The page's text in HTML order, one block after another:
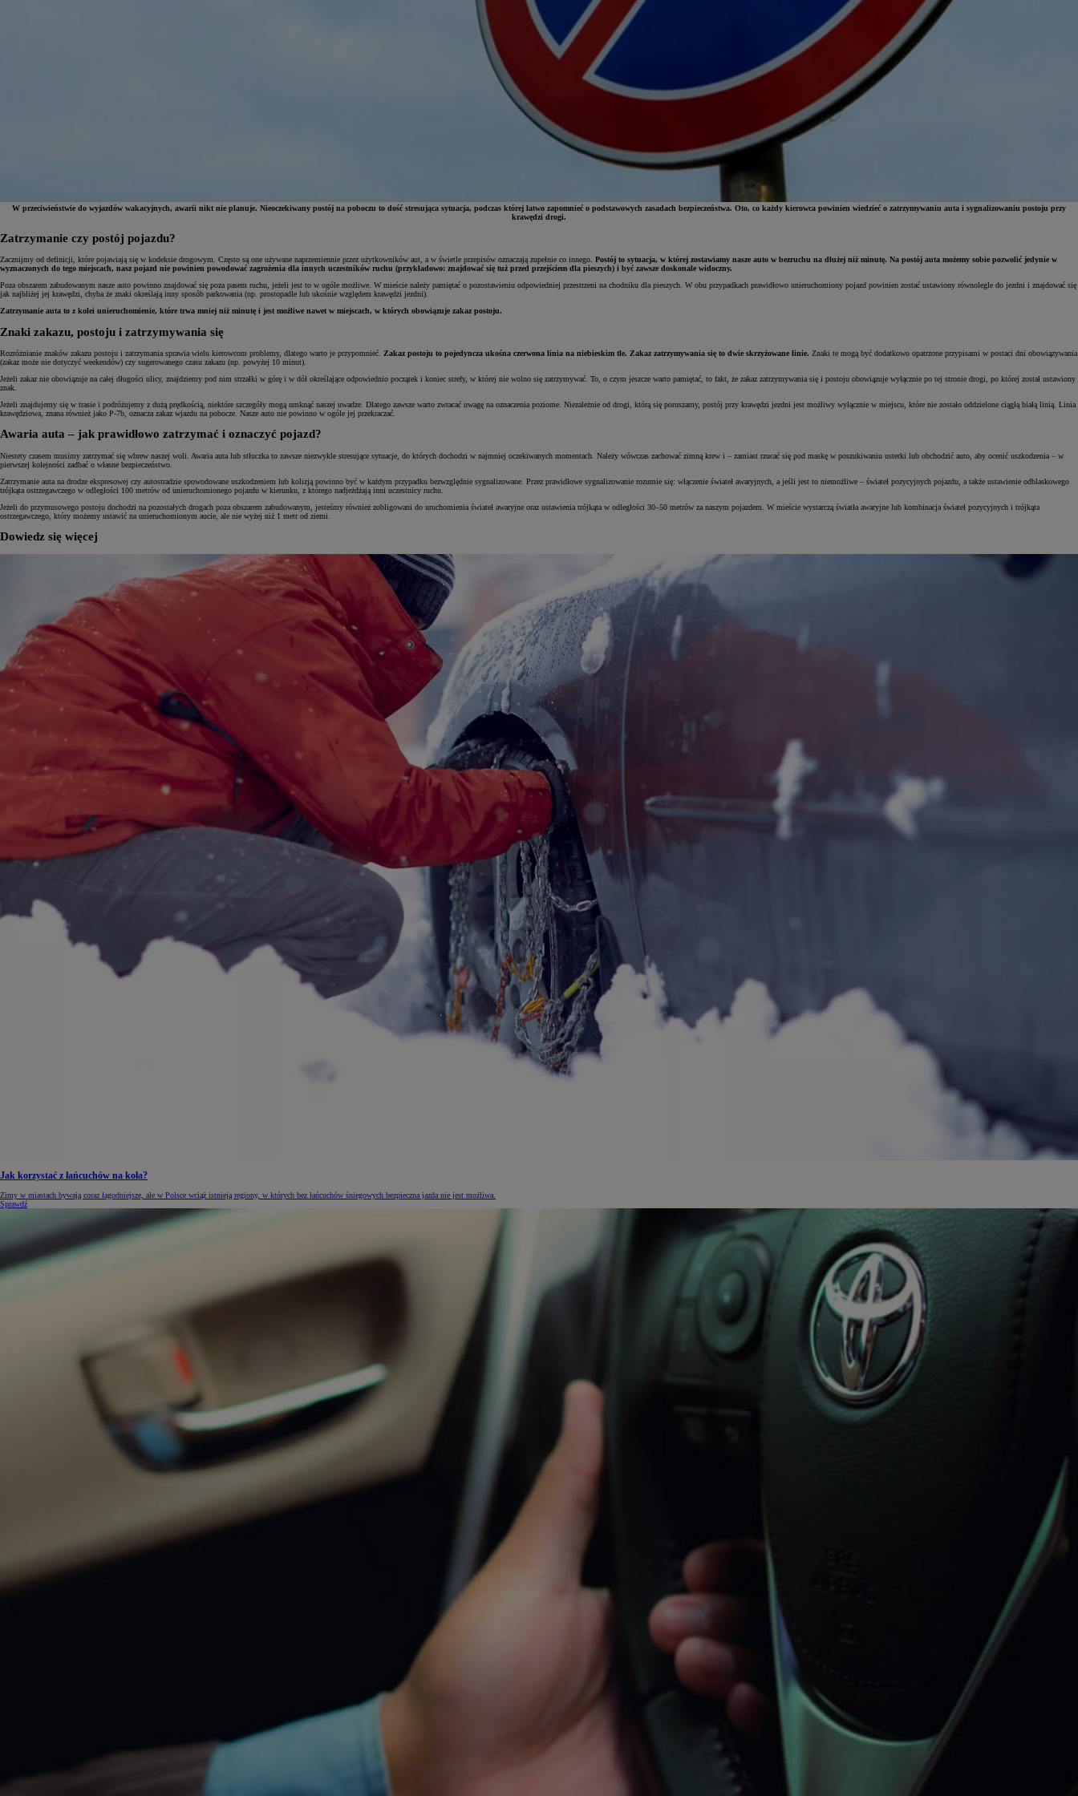
Yaris Cross
HYBRID
W przeciwieństwie do wyjazdów wakacyjnych, awarii nikt nie planuje. Nieoczekiwany postój na poboczu to dość stresująca sytuacja, podczas której łatwo zapomnieć o podstawowych zasadach bezpieczeństwa. Oto, co każdy kierowca powinien wiedzieć o zatrzymywaniu auta i sygnalizowaniu postoju przy
krawędzi drogi.
Zatrzymanie czy postój pojazdu?
Zacznijmy od definicji, które pojawiają się w kodeksie drogowym. Często są one używane naprzemiennie przez użytkowników aut, a w świetle przepisów oznaczają zupełnie co innego. Postój to sytuacja, w której zostawiamy nasze auto w bezruchu na dłużej niż minutę. Na postój auta możemy sobie pozwolić jedynie w
wyznaczonych do tego miejscach, nasz pojazd nie powinien powodować zagrożenia dla innych uczestników ruchu (przykładowo: znajdować się tuż przed przejściem dla pieszych) i być zawsze doskonale widoczny.
Poza obszarem zabudowanym nasze auto powinno znajdować się poza pasem ruchu, jeżeli jest to w ogóle możliwe. W mieście należy pamiętać o pozostawieniu odpowiedniej przestrzeni na chodniku dla pieszych. W obu przypadkach prawidłowo unieruchomiony pojazd powinien zostać ustawiony równolegle do jezdni i znajdować się
jak najbliżej jej krawędzi, chyba że znaki określają inny sposób parkowania (np. prostopadle lub ukośnie względem krawędzi jezdni).
Zatrzymanie auta to z kolei unieruchomienie, które trwa mniej niż minutę i jest możliwe nawet w miejscach, w których obowiązuje zakaz postoju.
Znaki zakazu, postoju i zatrzymywania się
Rozróżnianie znaków zakazu postoju i zatrzymania sprawia wielu kierowcom problemy, dlatego warto je przypomnieć. Zakaz postoju to pojedyncza ukośna czerwona linia na niebieskim tle. Zakaz zatrzymywania się to dwie skrzyżowane linie. Znaki te mogą być dodatkowo opatrzone przypisami w postaci dni obowiązywania
(zakaz może nie dotyczyć weekendów) czy sugerowanego czasu zakazu (np. powyżej 10 minut).
Jeżeli zakaz nie obowiązuje na całej długości ulicy, znajdziemy pod nim strzałki w górę i w dół określające odpowiednio początek i koniec strefy, w której nie wolno się zatrzymywać. To, o czym jeszcze warto pamiętać, to fakt, że zakaz zatrzymywania się i postoju obowiązuje wyłącznie po tej stronie drogi, po której został ustawiony
znak.
Jeżeli znajdujemy się w trasie i podróżujemy z dużą prędkością, niektóre szczegóły mogą umknąć naszej uwadze. Dlatego zawsze warto zwracać uwagę na oznaczenia poziome. Niezależnie od drogi, którą się poruszamy, postój przy krawędzi jezdni jest możliwy wyłącznie w miejscu, które nie zostało oddzielone ciągłą białą linią. Linia
krawędziowa, znana również jako P-7b, oznacza zakaz wjazdu na pobocze. Nasze auto nie powinno w ogóle jej przekraczać.
Awaria auta – jak prawidłowo zatrzymać i oznaczyć pojazd?
Niestety czasem musimy zatrzymać się wbrew naszej woli. Awaria auta lub stłuczka to zawsze niezwykle stresujące sytuacje, do których dochodzi w najmniej oczekiwanych momentach. Należy wówczas zachować zimną krew i – zamiast rzucać się pod maskę w poszukiwaniu usterki lub obchodzić auto, aby ocenić uszkodzenia – w
pierwszej kolejności zadbać o własne bezpieczeństwo.
Zatrzymanie auta na drodze ekspresowej czy autostradzie spowodowane uszkodzeniem lub kolizją powinno być w każdym przypadku bezwzględnie sygnalizowane. Przez prawidłowe sygnalizowanie rozumie się: włączenie świateł awaryjnych, a jeśli jest to niemożliwe – świateł pozycyjnych pojazdu, a także ustawienie odblaskowego
trójkąta ostrzegawczego w odległości 100 metrów od unieruchomionego pojazdu w kierunku, z którego nadjeżdżają inni uczestnicy ruchu.
Jeżeli do przymusowego postoju dochodzi na pozostałych drogach poza obszarem zabudowanym, jesteśmy również zobligowani do uruchomienia świateł awaryjne oraz ustawienia trójkąta w odległości 30–50 metrów za naszym pojazdem. W mieście wystarczą światła awaryjne lub kombinacja świateł pozycyjnych i trójkąta
ostrzegawczego, który możemy ustawić na unieruchomionym aucie, ale nie wyżej niż 1 metr od ziemi.
Dowiedz się więcej
Jak korzystać z łańcuchów na koła?
Zimy w miastach bywają coraz łagodniejsze, ale w Polsce wciąż istnieją regiony, w których bez łańcuchów śniegowych bezpieczna jazda nie jest możliwa.
Sprawdź